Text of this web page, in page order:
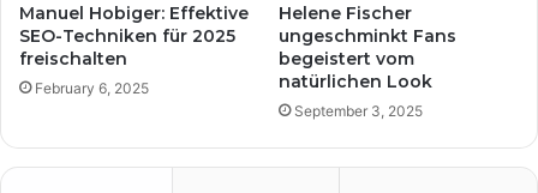
Manuel Hobiger: Effektive
SEO-Techniken für 2025
freischalten
February 6, 2025
Helene Fischer
ungeschminkt Fans
begeistert vom
natürlichen Look
September 3, 2025